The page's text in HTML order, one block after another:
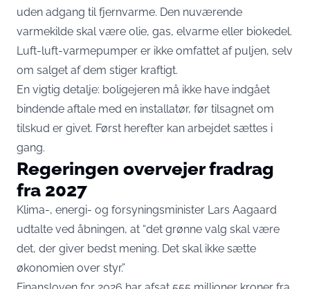
uden adgang til fjernvarme. Den nuværende
varmekilde skal være olie, gas, elvarme eller biokedel.
Luft-luft-varmepumper er ikke omfattet af puljen, selv
om salget af dem stiger kraftigt.
En vigtig detalje: boligejeren må ikke have indgået
bindende aftale med en installatør, før tilsagnet om
tilskud er givet. Først herefter kan arbejdet sættes i
gang.
Regeringen overvejer fradrag
fra 2027
Klima-, energi- og forsyningsminister Lars Aagaard
udtalte ved åbningen, at “det grønne valg skal være
det, der giver bedst mening. Det skal ikke sætte
økonomien over styr.”